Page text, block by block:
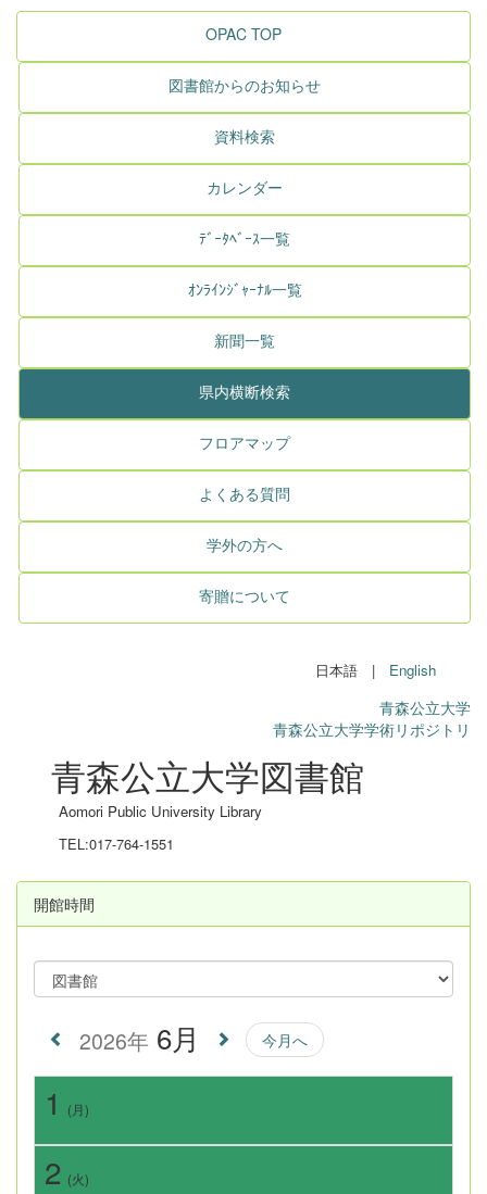
OPAC TOP
図書館からのお知らせ
資料検索
カレンダー
ﾃﾞｰﾀﾍﾞｰｽ一覧
ｵﾝﾗｲﾝｼﾞｬｰﾅﾙ一覧
新聞一覧
県内横断検索
フロアマップ
よくある質問
学外の方へ
寄贈について
日本語 | English
青森公立大学
青森公立大学学術リポジトリ
青森公立大学図書館
Aomori Public University Library
TEL:017-764-1551
開館時間
2026年 6月 今月へ
1 (月)
2 (火)